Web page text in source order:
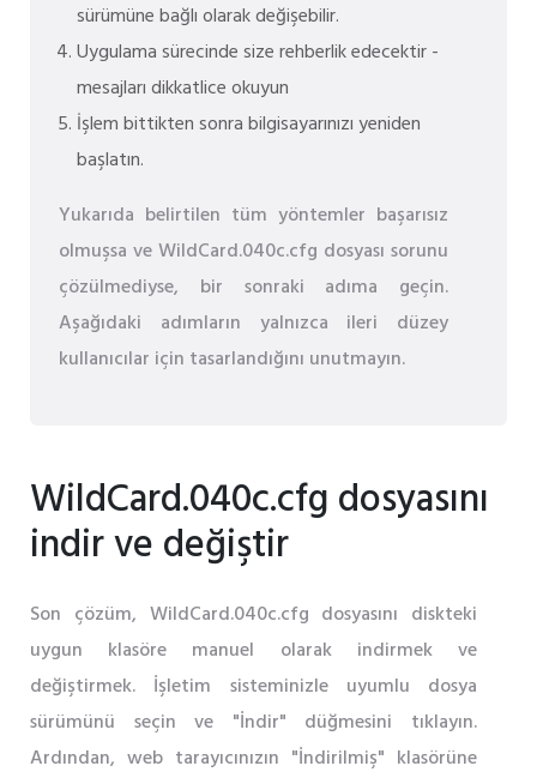
sürümüne bağlı olarak değişebilir.
Uygulama sürecinde size rehberlik edecektir -
mesajları dikkatlice okuyun
İşlem bittikten sonra bilgisayarınızı yeniden
başlatın.
Yukarıda belirtilen tüm yöntemler başarısız
olmuşsa ve WildCard.040c.cfg dosyası sorunu
çözülmediyse, bir sonraki adıma geçin.
Aşağıdaki adımların yalnızca ileri düzey
kullanıcılar için tasarlandığını unutmayın.
WildCard.040c.cfg dosyasını
indir ve değiştir
Son çözüm, WildCard.040c.cfg dosyasını diskteki
uygun klasöre manuel olarak indirmek ve
değiştirmek. İşletim sisteminizle uyumlu dosya
sürümünü seçin ve "İndir" düğmesini tıklayın.
Ardından, web tarayıcınızın "İndirilmiş" klasörüne